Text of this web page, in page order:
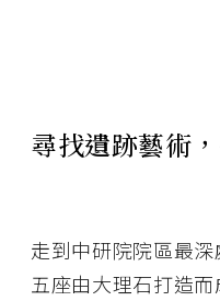
尋找遺跡藝術
走到中研院院區最
五座由大理石打造